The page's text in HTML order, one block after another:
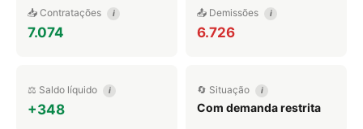
📥 Contratações i
7.074
📤 Demissões i
6.726
⚖️ Saldo líquido i
+348
🔄 Situação i
Com demanda restrita